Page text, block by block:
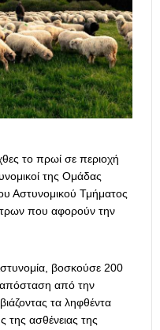
το πρωί σε περιοχή
της Ομάδας
Αστυνομικού Τμήματος
που αφορούν την
βοσκούσε 200
απόσταση από την
τα ληφθέντα
της ασθένειας της